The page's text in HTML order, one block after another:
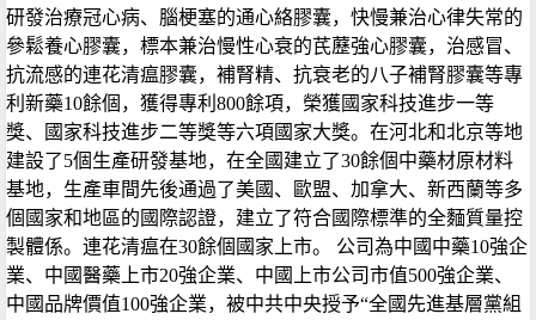
研發治療冠心病、腦梗塞的通心絡膠囊，快慢兼治心律失常的
參鬆養心膠囊，標本兼治慢性心衰的芪藶強心膠囊，治感冒、
抗流感的連花清瘟膠囊，補腎精、抗衰老的八子補腎膠囊等專
利新藥10餘個，獲得專利800餘項，榮獲國家科技進步一等
獎、國家科技進步二等獎等六項國家大獎。在河北和北京等地
建設了5個生產研發基地，在全國建立了30餘個中藥材原材料
基地，生產車間先後通過了美國、歐盟、加拿大、新西蘭等多
個國家和地區的國際認證，建立了符合國際標準的全麵質量控
製體係。連花清瘟在30餘個國家上市。 公司為中國中藥10強企
業、中國醫藥上市20強企業、中國上市公司市值500強企業、
中國品牌價值100強企業，被中共中央授予“全國先進基層黨組